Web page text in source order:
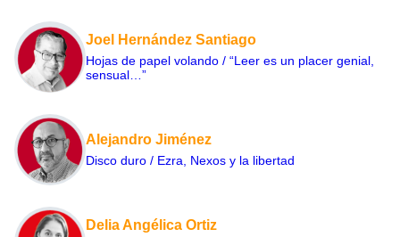
Joel Hernández Santiago
Hojas de papel volando / “Leer es un placer genial,
sensual…”
Alejandro Jiménez
Disco duro / Ezra, Nexos y la libertad
Delia Angélica Ortiz